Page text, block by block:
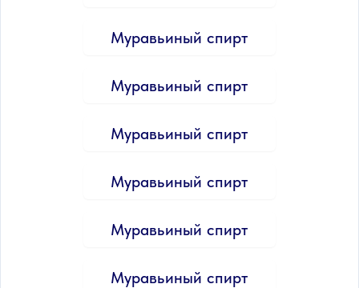
Муравьиный спирт
Муравьиный спирт
Муравьиный спирт
Муравьиный спирт
Муравьиный спирт
Муравьиный спирт